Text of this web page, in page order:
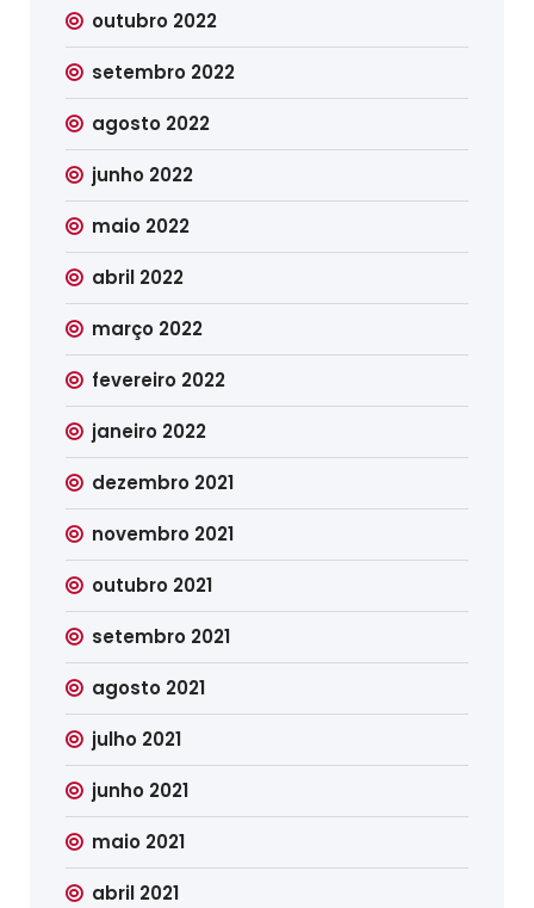
outubro 2022
setembro 2022
agosto 2022
junho 2022
maio 2022
abril 2022
março 2022
fevereiro 2022
janeiro 2022
dezembro 2021
novembro 2021
outubro 2021
setembro 2021
agosto 2021
julho 2021
junho 2021
maio 2021
abril 2021